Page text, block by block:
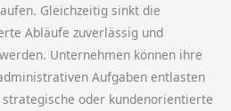
Gleichzeitig sinkt die
Abläufe zuverlässig und
Unternehmen können ihre
Aufgaben entlasten
oder kundenorientierte